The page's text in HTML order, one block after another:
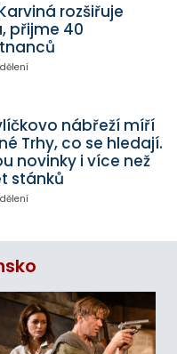
rozšiřuje
přijme 40
nábřeží míří
Trhy, co se hledají.
novinky i více než
stánků